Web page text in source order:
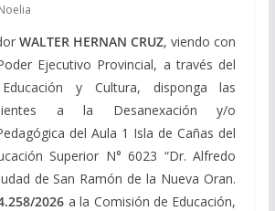
WALTER HERNAN CRUZ, viendo con
Ejecutivo Provincial, a través del
y Cultura, disponga las
a la Desanexación y/o
del Aula 1 Isla de Cañas del
Superior N° 6023 “Dr. Alfredo
de San Ramón de la Nueva Oran.
2026 a la Comisión de Educación,